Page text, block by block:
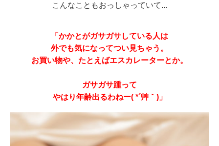
こんなこともおっしゃっていて...
「かかとがガサガサしている人は
外でも気になってつい見ちゃう。
お買い物や、たとえばエスカレーターとか。
ガサガサ踵って
やはり年齢出るわねー( *´艸｀)」